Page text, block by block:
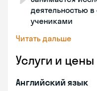
деятельностью
учениками
Читать дальше
Услуги и цены
Английский язык